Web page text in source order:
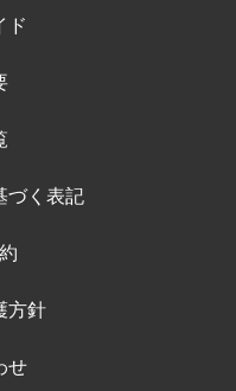
ド
づく表記
方針
せ